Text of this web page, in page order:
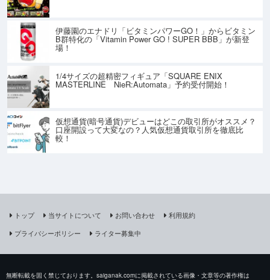
伊藤園のエナドリ「ビタミンパワーGO！」からビタミン
B群特化の「Vitamin Power GO ! SUPER BBB」が新登
場！
1/4サイズの超精密フィギュア「SQUARE ENIX
MASTERLINE NieR:Automata」予約受付開始！
仮想通貨(暗号通貨)デビューはどこの取引所がオススメ？
口座開設って大変なの？人気仮想通貨取引所を徹底比
較！
トップ 当サイトについて お問い合わせ
利用規約
プライバシーポリシー
ライター募集中
無断転載を固く禁じております。saiganak.comに掲載されている画像・文章等の著作権は